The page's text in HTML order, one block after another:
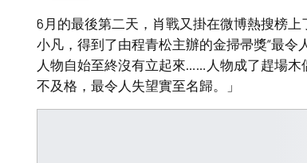
6月的最後第二天，肖戰又掛在微博熱搜榜
小凡，得到了由程青松主辦的金掃帚獎“最令
人物自始至終沒有立起來……人物成了趕場
不及格，最令人失望實至名歸。」